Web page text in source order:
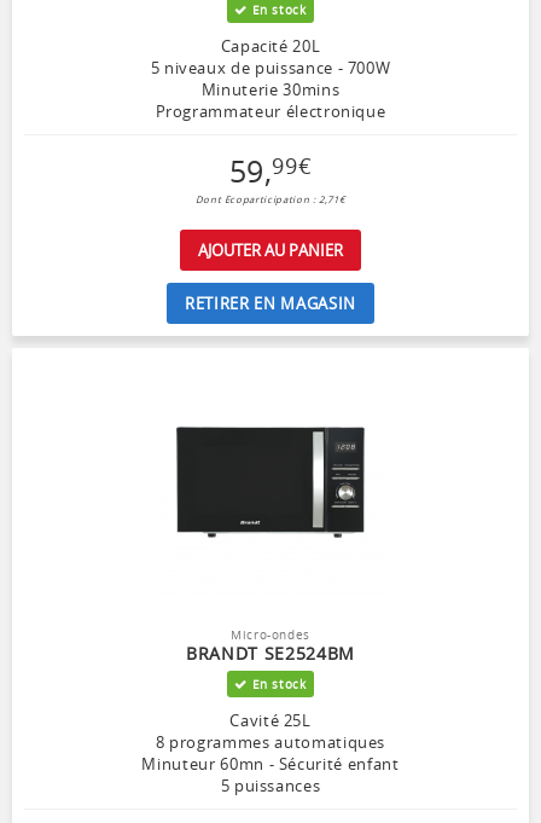
En stock
Capacité 20L
5 niveaux de puissance - 700W
Minuterie 30mins
Programmateur électronique
59,99€
Dont Ecoparticipation : 2,71€
AJOUTER AU PANIER
RETIRER EN MAGASIN
Micro-ondes
BRANDT SE2524BM
En stock
Cavité 25L
8 programmes automatiques
Minuteur 60mn - Sécurité enfant
5 puissances